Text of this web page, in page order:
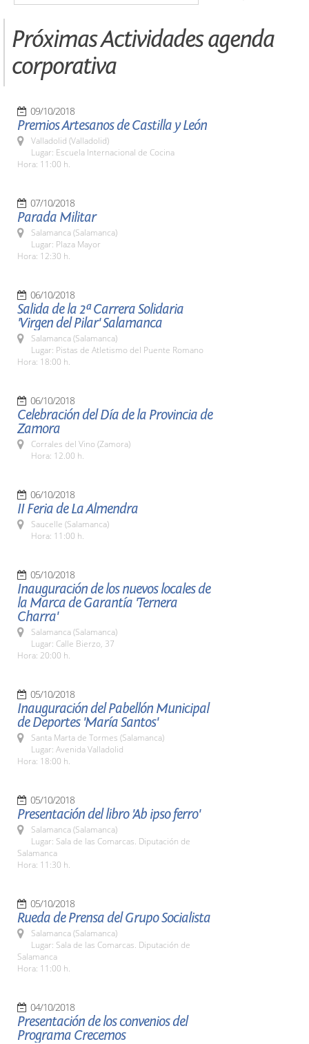
Próximas Actividades agenda
corporativa
09/10/2018
Premios Artesanos de Castilla y León
Valladolid (Valladolid)
Lugar: Escuela Internacional de Cocina
Hora: 11:00 h.
07/10/2018
Parada Militar
Salamanca (Salamanca)
Lugar: Plaza Mayor
Hora: 12:30 h.
06/10/2018
Salida de la 2ª Carrera Solidaria
'Virgen del Pilar' Salamanca
Salamanca (Salamanca)
Lugar: Pistas de Atletismo del Puente Romano
Hora: 18:00 h.
06/10/2018
Celebración del Día de la Provincia de
Zamora
Corrales del Vino (Zamora)
Hora: 12.00 h.
06/10/2018
II Feria de La Almendra
Saucelle (Salamanca)
Hora: 11:00 h.
05/10/2018
Inauguración de los nuevos locales de
la Marca de Garantía 'Ternera
Charra'
Salamanca (Salamanca)
Lugar: Calle Bierzo, 37
Hora: 20:00 h.
05/10/2018
Inauguración del Pabellón Municipal
de Deportes 'María Santos'
Santa Marta de Tormes (Salamanca)
Lugar: Avenida Valladolid
Hora: 18:00 h.
05/10/2018
Presentación del libro 'Ab ipso ferro'
Salamanca (Salamanca)
Lugar: Sala de las Comarcas. Diputación de
Salamanca
Hora: 11:30 h.
05/10/2018
Rueda de Prensa del Grupo Socialista
Salamanca (Salamanca)
Lugar: Sala de las Comarcas. Diputación de
Salamanca
Hora: 11:00 h.
04/10/2018
Presentación de los convenios del
Programa Crecemos